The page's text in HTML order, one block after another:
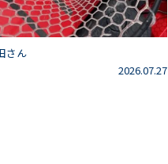
さん
2026.07.27